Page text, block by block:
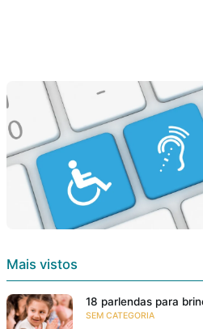
Mais vistos
18 parlendas para
SEM CATEGORIA